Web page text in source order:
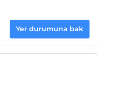
Yer durumuna bak